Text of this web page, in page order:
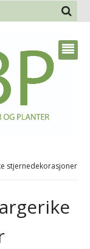
stjernedekorasjoner